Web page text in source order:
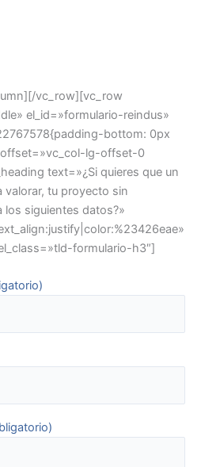
vc_row][vc_row
el_id=»formulario-reindus»
bottom: 0px
lg-offset-0
text=»¿Si quieres que un
valorar, tu proyecto sin
siguientes datos?»
formulario-h3″]